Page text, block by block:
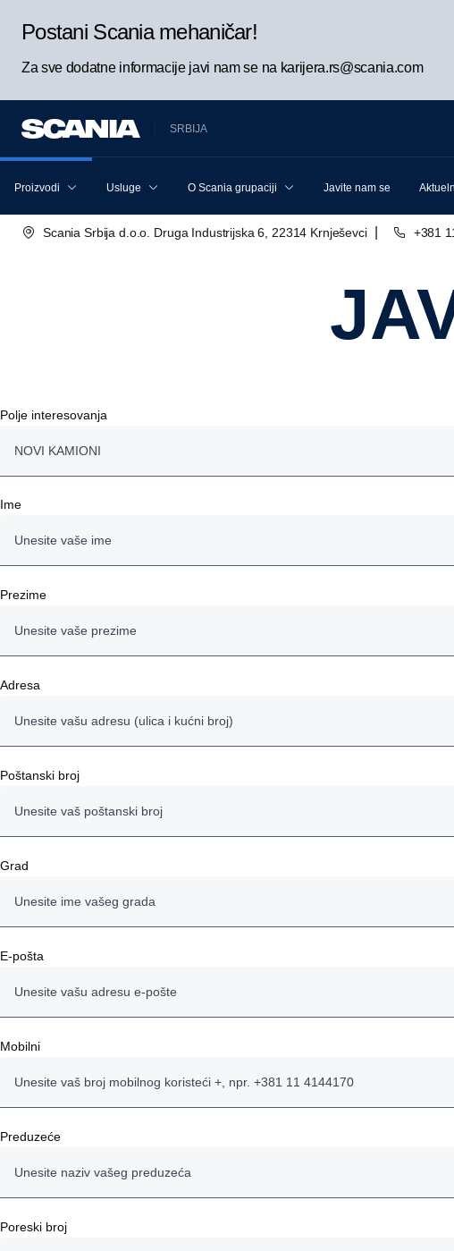
Postani Scania mehaničar!
Za sve dodatne informacije javi nam se na karijera.rs@scania.com
SRBIJA
Proizvodi Usluge O Scania grupaciji Javite nam se
Scania Srbija d.o.o. Druga Industrijska 6, 22314 Krnješevci +381
Polje interesovanja
NOVI KAMIONI
POLOVNI KAMIONI
MOTORI
FINANSIRANJE
Ime
Prezime
Adresa
Poštanski broj
Grad
E-pošta
Mobilni
Preduzeće
Poreski broj